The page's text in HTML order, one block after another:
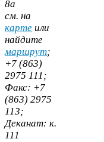
8а
cм. на
карте или
найдите
маршрут;
+7 (863)
2975 111;
Факс: +7
(863) 2975
113;
Деканат: к.
111